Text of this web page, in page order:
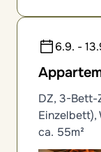
6.9. -
DZ, 3-Bett-
Einzelbett),
ca. 55m²